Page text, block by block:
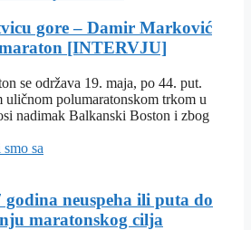
gore – Damir Marković
[INTERVJU]
se održava 19. maja, po 44. put.
uličnom polumaratonskom trkom u
nadimak Balkanski Boston i zbog
sa
godina neuspeha ili puta do
maratonskog cilja